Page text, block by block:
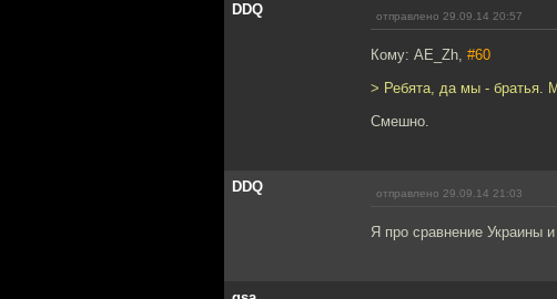
DDQ отправлено 29.09.14 20:57
Кому: AE_Zh, #60
> Ребята, да мы - братья.
Смешно.
DDQ отправлено 29.09.14 21:03
Я про сравнение Украины